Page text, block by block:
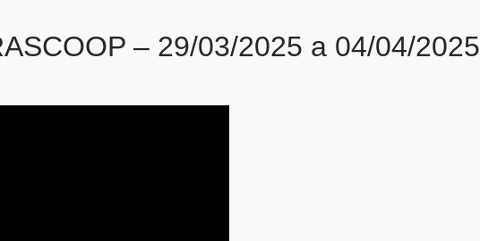
– 29/03/2025 a 04/04/2025